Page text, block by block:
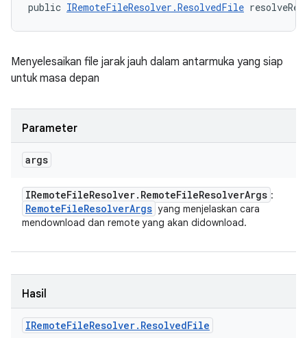
public IRemoteFileResolver.ResolvedFile
Menyelesaikan file jarak jauh dalam antarmuka yang siap
untuk masa depan
Parameter
args
IRemoteFileResolver. RemoteFileResolverArgs :
RemoteFileResolverArgs yang menjelaskan cara
mendownload dan remote yang akan didownload.
Hasil
IRemoteFileResolver. ResolvedFile